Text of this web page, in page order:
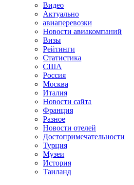
Видео
Актуально
авиаперевозки
Новости авиакомпаний
Визы
Рейтинги
Статистика
США
Россия
Москва
Италия
Новости сайта
Франция
Разное
Новости отелей
Достопримечательности
Турция
Музеи
История
Таиланд